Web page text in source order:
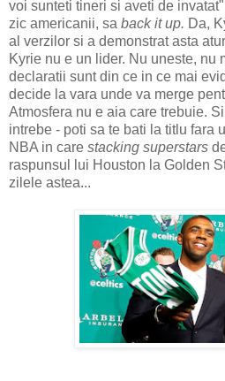
voi sunteti tineri si aveti de
zic americanii, sa back it up. Da,
al verzilor si a demonstrat asta
Kyrie nu e un lider. Nu uneste, nu
declaratii sunt din ce in ce mai
decide la vara unde va merge
Atmosfera nu e aia care trebuie.
intrebe - poti sa te bati la titlu fara
NBA in care stacking superstars
raspunsul lui Houston la Golden
zilele astea...